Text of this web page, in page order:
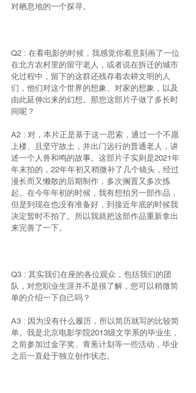
对栖息地的一个探寻。
Q2 : 在看电影的时候，我感觉你着意刻画了一位
在北方农村里的留守老人，或者说在拆迁的城市
化过程中，留下的这群还残存着农耕文明的人
们，他们对这个世界的想象、对家的想象，以及
由此延伸出来的幻想。那您这部片子做了多长时
间呢？
A2 : 对，本片正是基于这一思索，通过一个不愿
上楼、且坚守故土，并出门远行的普通老人，讲
述一个人兽和鸣的故事。这部片子实则是2021年
年末拍的，22年年初又稍微补了几个镜头，经过
漫长而又懒散的后期制作，多次搁置又多次拣
起。在今年年初的时候，我有想拍另一部作品，
但是到现在也没有准备好，到接近年底的时候我
决定暂时不拍了。所以我就把这部作品重新拿出
来完善了一下。
Q3 : 其实我们在座的各位观众，包括我们的团
队，对您职业生涯并不是很了解，您可以稍微简
单的介绍一下自己吗？
A3 : 因为没有什么履历，所以简历就写的比较简
单。我是北京电影学院2013级文学系的毕业生，
之前参加过金字奖、青葱计划等一些活动，毕业
之后一直处于独立创作状态。